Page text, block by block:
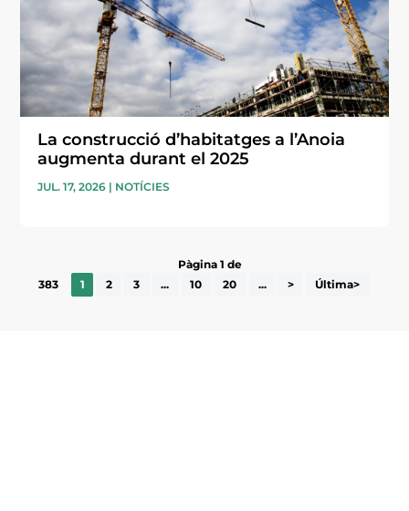
La construcció d’habitatges a l’Anoia
augmenta durant el 2025
JUL. 17, 2026 | NOTÍCIES
Pàgina 1 de
383
1 2 3 ... 10 20 ... > Última>